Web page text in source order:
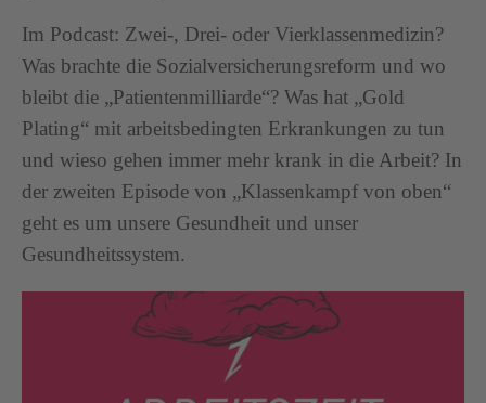
Im Podcast: Zwei-, Drei- oder Vierklassenmedizin?
Was brachte die Sozialversicherungsreform und wo
bleibt die „Patientenmilliarde“? Was hat „Gold
Plating“ mit arbeitsbedingten Erkrankungen zu tun
und wieso gehen immer mehr krank in die Arbeit? In
der zweiten Episode von „Klassenkampf von oben“
geht es um unsere Gesundheit und unser
Gesundheitssystem.